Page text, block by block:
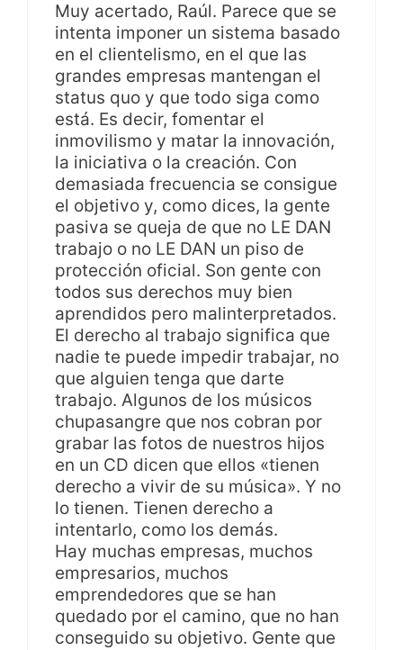
Muy acertado, Raúl. Parece que se
intenta imponer un sistema basado
en el clientelismo, en el que las
grandes empresas mantengan el
status quo y que todo siga como
está. Es decir, fomentar el
inmovilismo y matar la innovación,
la iniciativa o la creación. Con
demasiada frecuencia se consigue
el objetivo y, como dices, la gente
pasiva se queja de que no LE DAN
trabajo o no LE DAN un piso de
protección oficial. Son gente con
todos sus derechos muy bien
aprendidos pero malinterpretados.
El derecho al trabajo significa que
nadie te puede impedir trabajar, no
que alguien tenga que darte
trabajo. Algunos de los músicos
chupasangre que nos cobran por
grabar las fotos de nuestros hijos
en un CD dicen que ellos «tienen
derecho a vivir de su música». Y no
lo tienen. Tienen derecho a
intentarlo, como los demás.
Hay muchas empresas, muchos
empresarios, muchos
emprendedores que se han
quedado por el camino, que no han
conseguido su objetivo. Gente que